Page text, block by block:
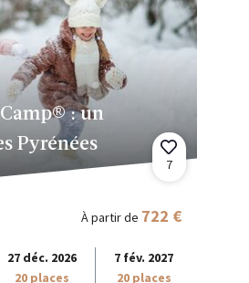
: un
Pyrénées
7
À partir de 722 €
27 déc. 2026
20 places
7 fév. 2027
20 places